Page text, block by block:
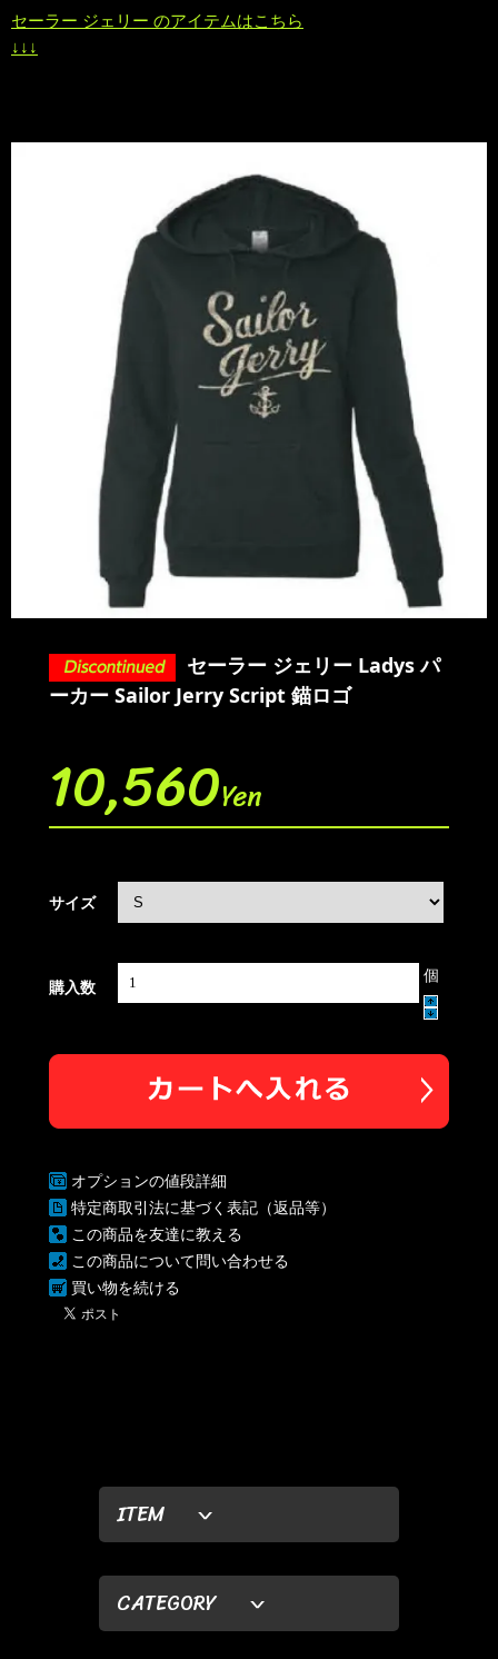
ITEM
CATEGORY
セーラー ジェリー のアイテムはこちら
↓↓↓
セーラー ジェリー Ladys パ
ーカー Sailor Jerry Script 錨ロゴ
10,560Yen
サイズ
購入数
個
オプションの値段詳細
特定商取引法に基づく表記（返品等）
この商品を友達に教える
この商品について問い合わせる
買い物を続ける